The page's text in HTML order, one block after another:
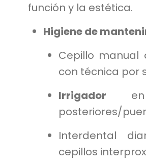
función y la estética.
Higiene de
Cepillo manual
con técnica por
Irrigador en
posteriores/
Interdental
cepillos